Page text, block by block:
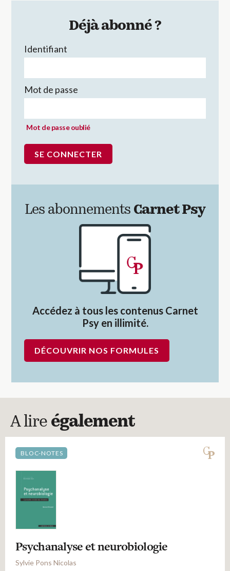
Déjà abonné ?
Identifiant
Mot de passe
Mot de passe oublié
Les abonnements Carnet Psy
Accédez à tous les contenus Carnet
Psy en illimité.
DÉCOUVRIR NOS FORMULES
A lire également
BLOC-NOTES
Psychanalyse et neurobiologie
Sylvie Pons Nicolas